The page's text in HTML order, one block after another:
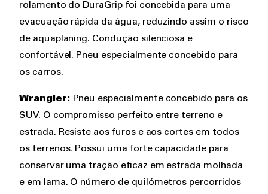
rolamento do DuraGrip foi concebida para uma
evacuação rápida da água, reduzindo assim o risco
de aquaplaning. Condução silenciosa e
confortável. Pneu especialmente concebido para
os carros.
Wrangler: Pneu especialmente concebido para os
SUV. O compromisso perfeito entre terreno e
estrada. Resiste aos furos e aos cortes em todos
os terrenos. Possui uma forte capacidade para
conservar uma tração eficaz em estrada molhada
e em lama. O número de quilómetros percorridos